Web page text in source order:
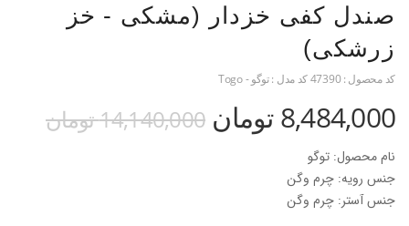
صندل کفی خزدار (مشکی - خز
زرشکی)
کد محصول :47390کد مدل :توگو - Togo
8,484,000 تومان 14,140,000 تومان
نام محصول: توگو
جنس رویه: چرم وگن
جنس آستر: چرم وگن